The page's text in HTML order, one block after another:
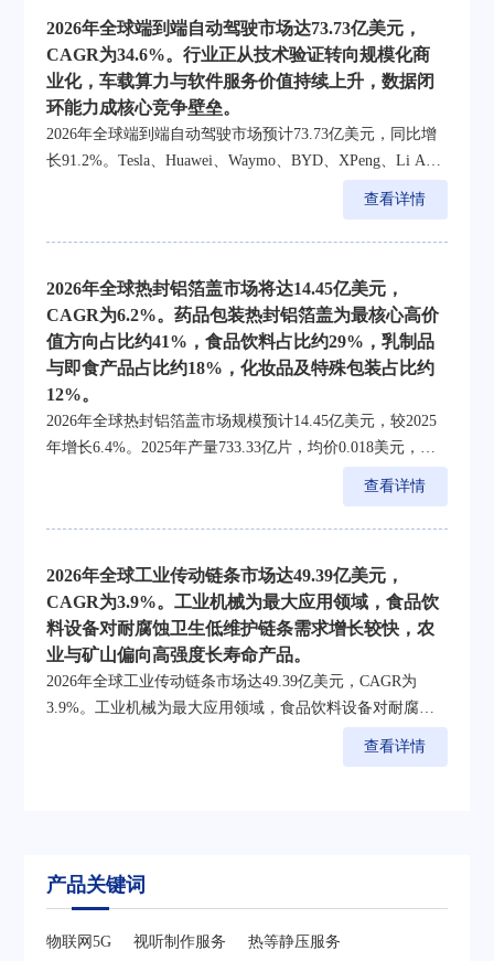
2026年全球端到端自动驾驶市场达73.73亿美元，
CAGR为34.6%。行业正从技术验证转向规模化商
业化，车载算力与软件服务价值持续上升，数据闭
环能力成核心竞争壁垒。
2026年全球端到端自动驾驶市场预计73.73亿美元，同比增
长91.2%。Tesla、Huawei、Waymo、BYD、XPeng、Li Auto
等为全球代表性企业，乘用车为最大收入来源，商用车增
查看详情
2026年全球热封铝箔盖市场将达14.45亿美元，
CAGR为6.2%。药品包装热封铝箔盖为最核心高价
值方向占比约41%，食品饮料占比约29%，乳制品
与即食产品占比约18%，化妆品及特殊包装占比约
12%。
2026年全球热封铝箔盖市场规模预计14.45亿美元，较2025
年增长6.4%。2025年产量733.33亿片，均价0.018美元，亚
太为最大区域市场占比约41%，欧洲占27%，北美占24%。
查看详情
2026年全球工业传动链条市场达49.39亿美元，
CAGR为3.9%。工业机械为最大应用领域，食品饮
料设备对耐腐蚀卫生低维护链条需求增长较快，农
业与矿山偏向高强度长寿命产品。
2026年全球工业传动链条市场达49.39亿美元，CAGR为
3.9%。工业机械为最大应用领域，食品饮料设备对耐腐蚀
卫生低维护链条需求增长较快，农业与矿山偏向高强度长
查看详情
产品关键词
物联网5G 视听制作服务 热等静压服务